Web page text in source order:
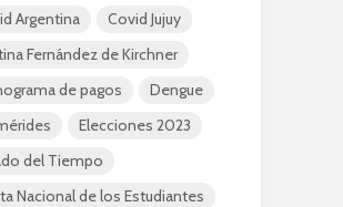
Argentina
Covid Jujuy
Fernández de Kirchner
de pagos
Dengue
Elecciones 2023
del Tiempo
Nacional de los Estudiantes